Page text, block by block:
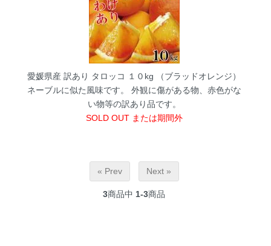
愛媛県産 訳あり タロッコ １０kg （ブラッドオレンジ）
ネーブルに似た風味です。
外観に傷がある物、赤色がな
い物等の訳あり品です。
SOLD OUT または期間外
« Prev Next »
3商品中 1-3商品